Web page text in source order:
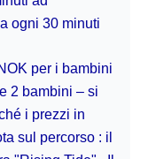
ogni 30 minuti
per i bambini
2 bambini – si
i prezzi in
sul percorso : il